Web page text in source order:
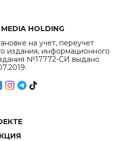
HOLDING
на учет, переучет
издания, информационного
№17772-СИ выдано